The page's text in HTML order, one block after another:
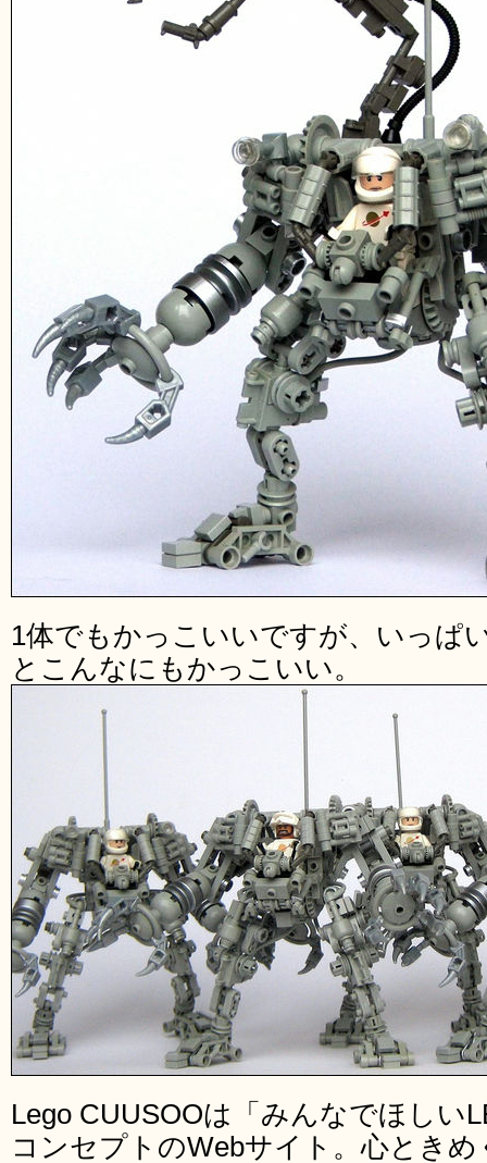
1体でもかっこいいですが、いっぱ
とこんなにもかっこいい。
Lego CUUSOOは「みんなでほしい
コンセプトのWebサイト。心とき